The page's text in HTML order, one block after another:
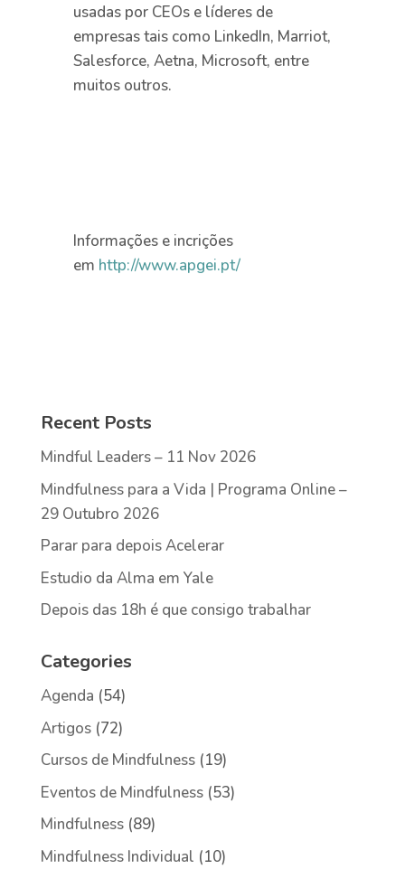
usadas por CEOs e líderes de
empresas tais como LinkedIn, Marriot,
Salesforce, Aetna, Microsoft, entre
muitos outros.
Informações e incrições
em http://www.apgei.pt/
Recent Posts
Mindful Leaders – 11 Nov 2026
Mindfulness para a Vida | Programa Online –
29 Outubro 2026
Parar para depois Acelerar
Estudio da Alma em Yale
Depois das 18h é que consigo trabalhar
Categories
Agenda (54)
Artigos(72)
Cursos de Mindfulness(19)
Eventos de Mindfulness(53)
Mindfulness(89)
Mindfulness Individual (10)